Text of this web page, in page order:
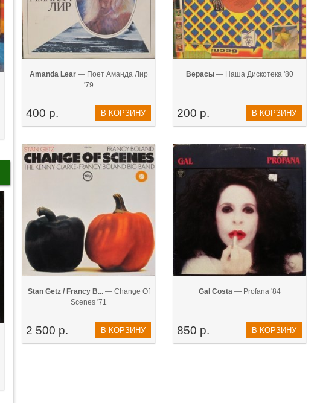
Amanda Lear— Поет Аманда Лир
'79
400 р. В КОРЗИНУ
Верасы— Наша Дискотека '80
200 р. В КОРЗИНУ
Stan Getz / Francy B...— Change Of
Scenes '71
2 500 р. В КОРЗИНУ
Gal Costa— Profana '84
850 р. В КОРЗИНУ